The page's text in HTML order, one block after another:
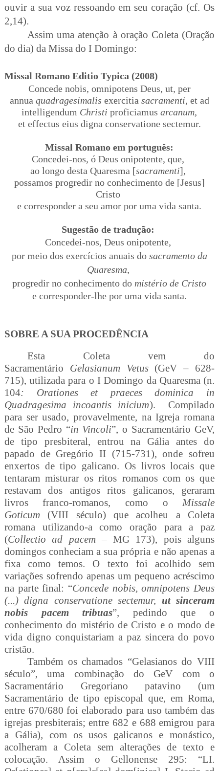
ouvir a sua voz ressoando em seu coração (cf. Os
2,14).
Assim uma atenção à oração Coleta (Oração
do dia) da Missa do I Domingo:
Missal Romano Editio Typica (2008)
Concede nobis, omnipotens Deus, ut, per
annua quadragesimalis exercitia sacramenti, et ad
intelligendum Christi proficiamusarcanum,
et effectus eius digna conservatione sectemur.
Missal Romano em português:
Concedei-nos, ó Deus onipotente, que,
ao longo desta Quaresma [sacramenti],
possamos progredir no conhecimento de [Jesus]
Cristo
e corresponder a seu amor por uma vida santa.
Sugestão de tradução:
Concedei-nos, Deus onipotente,
por meio dos exercícios anuais do sacramento da
Quaresma,
progredir no conhecimento do mistério de Cristo
e corresponder-lhe por uma vida santa.
SOBRE A SUA PROCEDÊNCIA
Esta Coleta vem do
Sacramentário Gelasianum Vetus (GeV – 628-
715), utilizada para o I Domingo da Quaresma (n.
104: Orationes et praeces dominica in
Quadragesima incoantis inicium). Compilado
para ser usado, provavelmente, na Igreja romana
de São Pedro “in Vincoli”, o Sacramentário GeV,
de tipo presbiteral, entrou na Gália antes do
papado de Gregório II (715-731), onde sofreu
enxertos de tipo galicano. Os livros locais que
tentaram misturar os ritos romanos com osque
restavam dos antigos ritos galicanos, geraram
livros franco-romanos, como oMissale
Goticum (VIII século) que acolheu a Coleta
romana utilizando-a como oração para a paz
(Collectio ad pacem – MG 173), pois alguns
domingos conheciam a sua própria e não apenas a
fixa como temos. O texto foi acolhido sem
variações sofrendo apenas um pequeno acréscimo
na parte final: “Concede nobis, omnipotens Deus
(...) digna conservatione sectemur, ut sinceram
nobis pacem tribuas”, pedindo que o
conhecimento do mistério de Cristo e o modo de
vida digno conquistariam a paz sincera do povo
cristão.
Também os chamados “Gelasianos do VIII
século”, uma combinação do GeV com o
Sacramentário Gregoriano patavino (um
Sacramentário de tipo episcopal que, em Roma,
entre 670/680 foi elaborado para uso também das
igrejas presbiterais; entre 682 e 688 emigrou para
a Gália), com os usos galicanos e monástico,
acolheram a Coleta sem alterações de texto e
colocação. Assim o Gellonense 295: “LI.